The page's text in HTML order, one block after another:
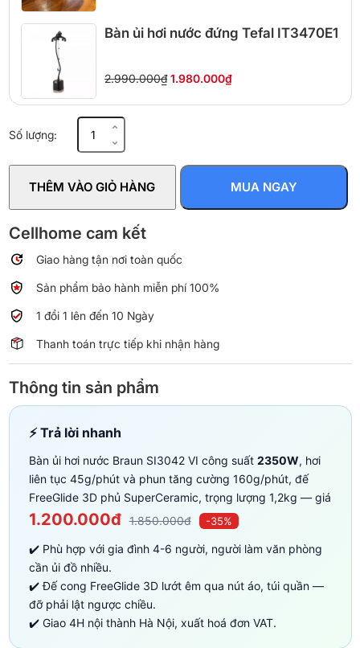
Bàn ủi hơi nước đứng Tefal IT3470E1
2.990.000₫ 1.980.000₫
Số lượng:ủi
Braun
SI3042
2350W
màu
số
lượng
THÊM VÀO GIỎ HÀNG MUA NGAY
Cellhome cam kết
Giao hàng tận nơi toàn quốc
Sản phẩm bảo hành miễn phí 100%
1 đổi 1 lên đến 10 Ngày
Thanh toán trực tiếp khi nhận hàng
Thông tin sản phẩm
⚡ Trả lời nhanh
Bàn ủi hơi nước Braun SI3042 VI công suất 2350W, hơi
liên tục 45g/phút và phun tăng cường 160g/phút, đế
FreeGlide 3D phủ SuperCeramic, trọng lượng 1,2kg — giá
1.200.000đ 1.850.000đ -35%
✔️ Phù hợp với gia đình 4-6 người, người làm văn phòng
cần ủi đồ nhiều.
✔️ Đế cong FreeGlide 3D lướt êm qua nút áo, túi quần —
đỡ phải lật ngược chiều.
✔️ Giao 4H nội thành Hà Nội, xuất hoá đơn VAT.